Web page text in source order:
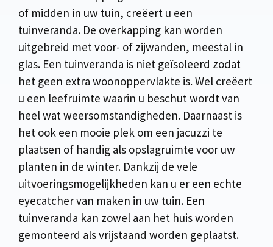
of midden in uw tuin, creëert u een
tuinveranda. De overkapping kan worden
uitgebreid met voor- of zijwanden, meestal in
glas. Een tuinveranda is niet geïsoleerd zodat
het geen extra woonoppervlakte is. Wel creëert
u een leefruimte waarin u beschut wordt van
heel wat weersomstandigheden. Daarnaast is
het ook een mooie plek om een jacuzzi te
plaatsen of handig als opslagruimte voor uw
planten in de winter. Dankzij de vele
uitvoeringsmogelijkheden kan u er een echte
eyecatcher van maken in uw tuin. Een
tuinveranda kan zowel aan het huis worden
gemonteerd als vrijstaand worden geplaatst.